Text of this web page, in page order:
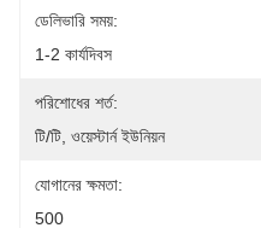
ডেলিভারি সময়:
1-2 কার্যদিবস
পরিশোধের শর্ত:
টি/টি, ওয়েস্টার্ন ইউনিয়ন
যোগানের ক্ষমতা:
500